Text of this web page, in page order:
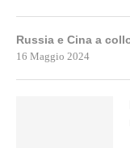
Russia e Cina a
16 Maggio 2024